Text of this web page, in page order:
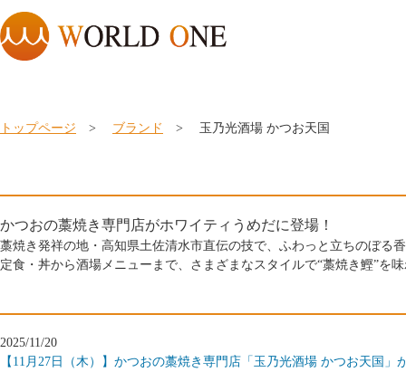
トップページ > ブランド > 玉乃光酒場 かつお天国
かつおの藁焼き専門店がホワイティうめだに登場！
藁焼き発祥の地・高知県土佐清水市直伝の技で、ふわっと立ちのぼる
定食・丼から酒場メニューまで、さまざまなスタイルで“藁焼き鰹”を
2025/11/20
【11月27日（木）】かつおの藁焼き専門店「玉乃光酒場 かつお天国」